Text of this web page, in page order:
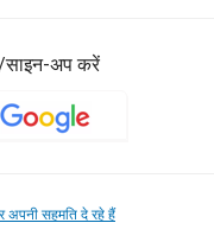
साइन-अप करें
अपनी सहमति दे रहे हैं